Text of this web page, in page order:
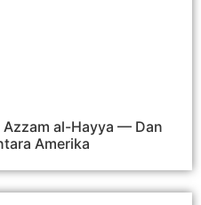
al-Hayya — Dan
Amerika